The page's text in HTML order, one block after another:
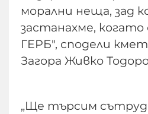
морални неща, зад
застанахме, когато
ГЕРБ", сподели
Загора Живко
„Ще търсим